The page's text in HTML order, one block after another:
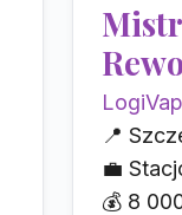
📍
💼
💰 8